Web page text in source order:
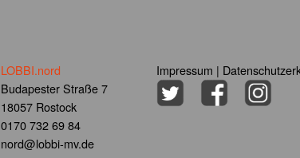
LOBBI.nord
Budapester Straße 7
18057 Rostock
0170 732 69 84
nord@lobbi-mv.de
Impressum |